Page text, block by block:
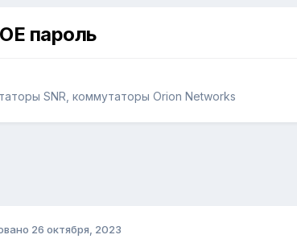
пароль
SNR, коммутаторы Orion Networks
26 октября, 2023